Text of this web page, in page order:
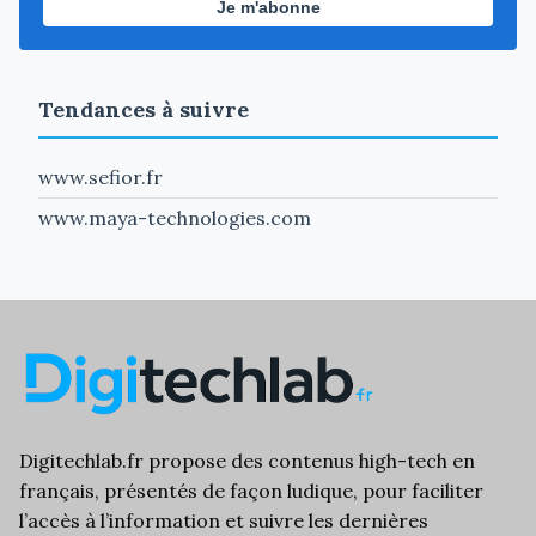
Je m'abonne
Tendances à suivre
www.sefior.fr
www.maya-technologies.com
Digitechlab.fr propose des contenus high-tech en
français, présentés de façon ludique, pour faciliter
l’accès à l’information et suivre les dernières